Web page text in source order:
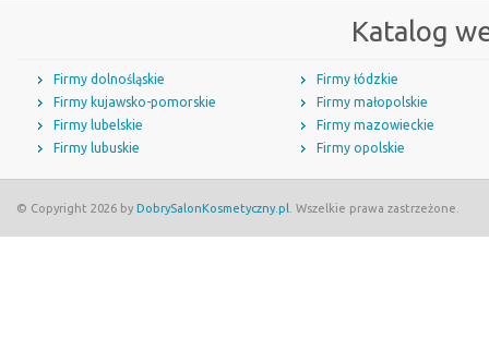
Katalog
Firmy dolnośląskie
Firmy kujawsko-pomorskie
Firmy lubelskie
Firmy lubuskie
Firmy łódzkie
Firmy małopolskie
Firmy mazowieckie
Firmy opolskie
© Copyright 2026 by DobrySalonKosmetyczny.pl . Wszelkie prawa zastrzeżone.